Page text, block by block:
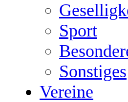
Sport
Sonstiges
Vereine